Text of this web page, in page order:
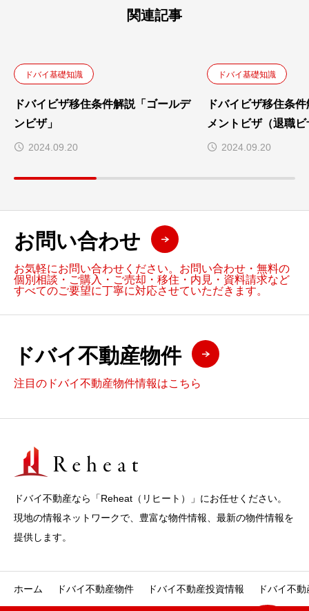
関連記事
ドバイ基礎知識
ドバイビザ移住条件解説「ゴールデ
ンビザ」
2024.09.20
ドバイ基礎知識
ドバイビザ移住条
メントビザ（退職
2024.09.20
お問い合わせ
お気軽にお問い合わせください。お問い合わせ・無料の
個別相談・ご購入・ご売却・移住・内見・資料請求など
すべてのご要望に丁寧に対応させていただきます。
ドバイ不動産物件
注目のドバイ不動産物件情報はこちら
ドバイ不動産なら「Reheat（リヒート）」にお任せください。
現地の情報ネットワークで、豊富な物件情報、最新の物件情報を
提供します。
ホーム ドバイ不動産物件 ドバイ不動産投資情報 ドバイ不